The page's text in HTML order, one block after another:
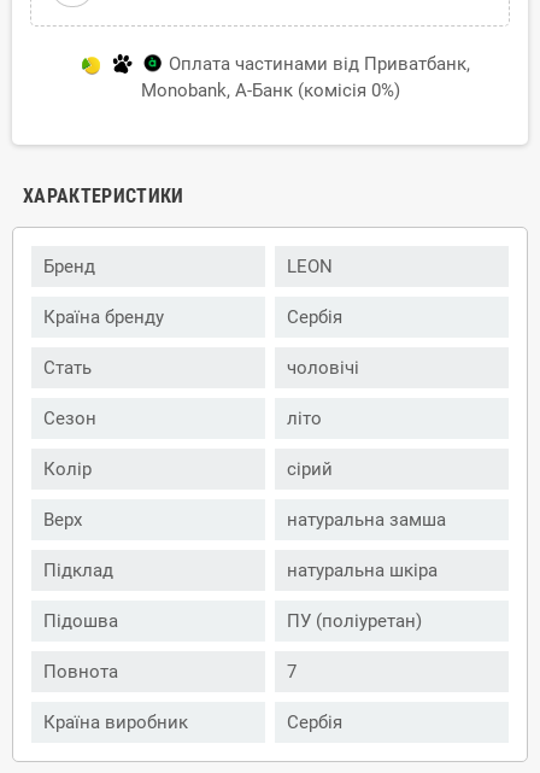
Оплата частинами від Приватбанк,
Monobank, А-Банк (комісія 0%)
ХАРАКТЕРИСТИКИ
Бренд LEON
Країна бренду Сербія
Стать чоловічі
Сезон літо
Колір сірий
Верх натуральна замша
Підклад натуральна шкіра
Підошва ПУ (поліуретан)
Повнота 7
Країна виробник Сербія